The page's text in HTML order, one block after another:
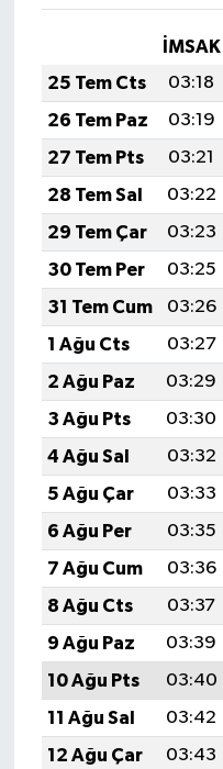
İMSAK
25 Tem Cts
03:18
26 Tem Paz
03:19
27 Tem Pts
03:21
28 Tem Sal
03:22
29 Tem Çar
03:23
30 Tem Per
03:25
31 Tem Cum
03:26
1 Ağu Cts
03:27
2 Ağu Paz
03:29
3 Ağu Pts
03:30
4 Ağu Sal
03:32
5 Ağu Çar
03:33
6 Ağu Per
03:35
7 Ağu Cum
03:36
8 Ağu Cts
03:37
9 Ağu Paz
03:39
10 Ağu Pts
03:40
11 Ağu Sal
03:42
12 Ağu Çar
03:43